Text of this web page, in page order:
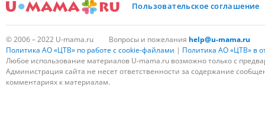
Пользовательское соглашение
© 2006 – 2022 U-mama.ru Вопросы и пожелания help@u-mama.ru
Политика АО «ЦТВ» по работе с cookie-файлами | Политика АО «ЦТВ» в
Любое использование материалов U-mama.ru возможно только с
Администрация сайта не несет ответственности за содержание
комментариях к материалам.